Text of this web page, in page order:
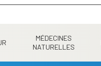
MÉDECINES
NATURELLES